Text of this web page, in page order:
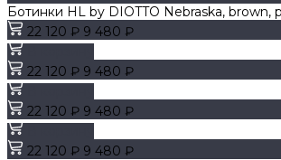
Ботинки HL by DIOTTO Nebraska, brown,
22 120 ₽ 9 480 ₽
22 120 ₽ 9 480 ₽
22 120 ₽ 9 480 ₽
22 120 ₽ 9 480 ₽